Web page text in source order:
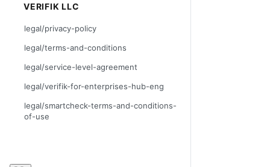
VERIFIK LLC
legal/privacy-policy
legal/terms-and-conditions
legal/service-level-agreement
legal/verifik-for-enterprises-hub-eng
legal/smartcheck-terms-and-conditions-
of-use